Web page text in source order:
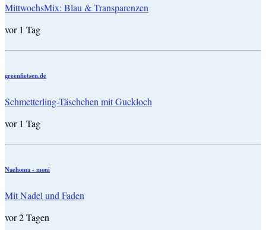
MittwochsMix: Blau & Transparenzen
vor 1 Tag
greenfietsen.de
Schmetterling-Täschchen mit Guckloch
vor 1 Tag
Naehoma - moni
Mit Nadel und Faden
vor 2 Tagen